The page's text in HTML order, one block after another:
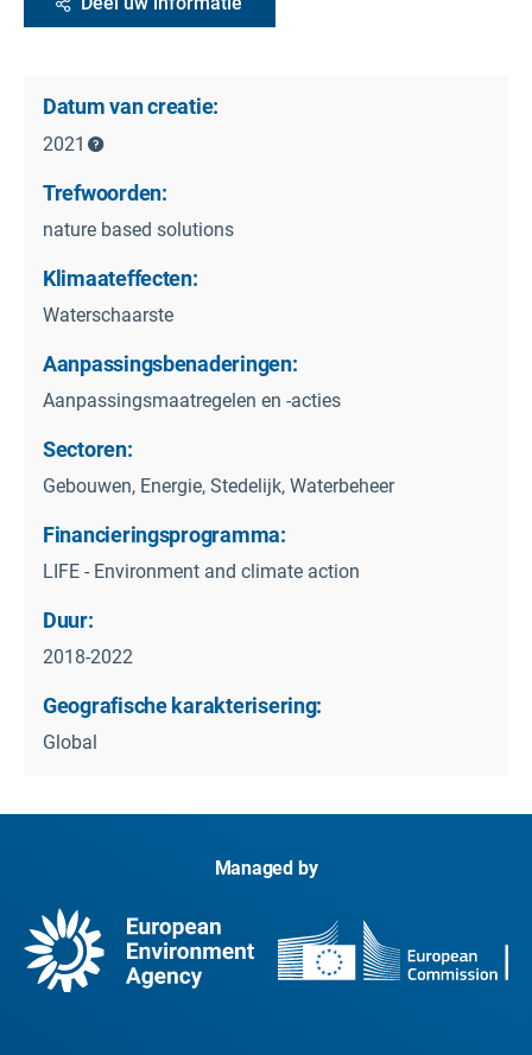
Datum van creatie:
2021
Trefwoorden:
nature based solutions
Klimaateffecten:
Waterschaarste
Aanpassingsbenaderingen:
Aanpassingsmaatregelen en -acties
Sectoren:
Gebouwen, Energie, Stedelijk, Waterbeheer
Financieringsprogramma:
LIFE - Environment and climate action
Duur:
2018-2022
Geografische karakterisering:
Global
Managed by